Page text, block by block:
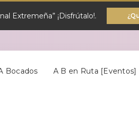
Extremeña” ¡Disfrútalo!.
Bocados A B en Ruta [Eventos]
Villa Del Rey